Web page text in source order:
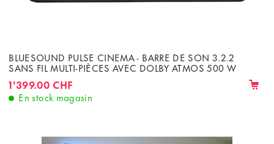
BLUESOUND PULSE CINEMA - BARRE DE SON 3.2.2
SANS FIL MULTI-PIÈCES AVEC DOLBY ATMOS 500 W
1'399.00 CHF
En stock magasin